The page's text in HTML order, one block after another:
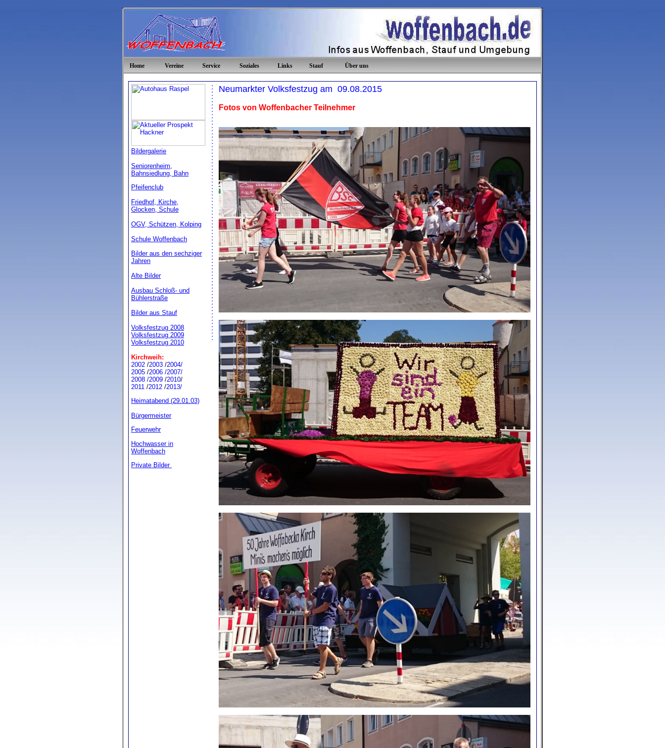
Home Vereine Service Soziales Links Stauf Über uns
Bildergalerie
Seniorenheim,
Bahnsiedlung, Bahn
Pfeifenclub
Friedhof, Kirche,
Glocken, Schule
OGV, Schützen, Kolping
Schule Woffenbach
Bilder aus den sechziger
Jahren
Alte Bilder
Ausbau Schloß- und
Bühlerstraße
Bilder aus Stauf
Volksfestzug 2008
Volksfestzug 2009
Volksfestzug 2010
Kirchweih:
2002 /2003 /2004/
2005 /2006 /2007/
2008 /2009 /2010/
2011 /2012 /2013/
Heimatabend (29.01.03)
Bürgermeister
Feuerwehr
Hochwasser in
Woffenbach
Private Bilder
Neumarkter Volksfestzug am 09.08.2015
Fotos von Woffenbacher Teilnehmer